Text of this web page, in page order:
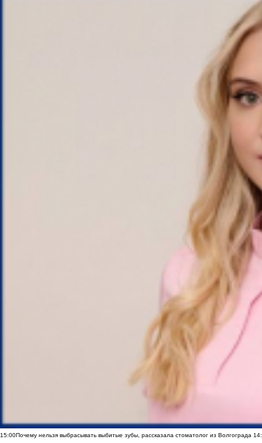
15:00Почему нельзя выбрасывать выбитые зубы, рассказала стоматолог из Волгограда